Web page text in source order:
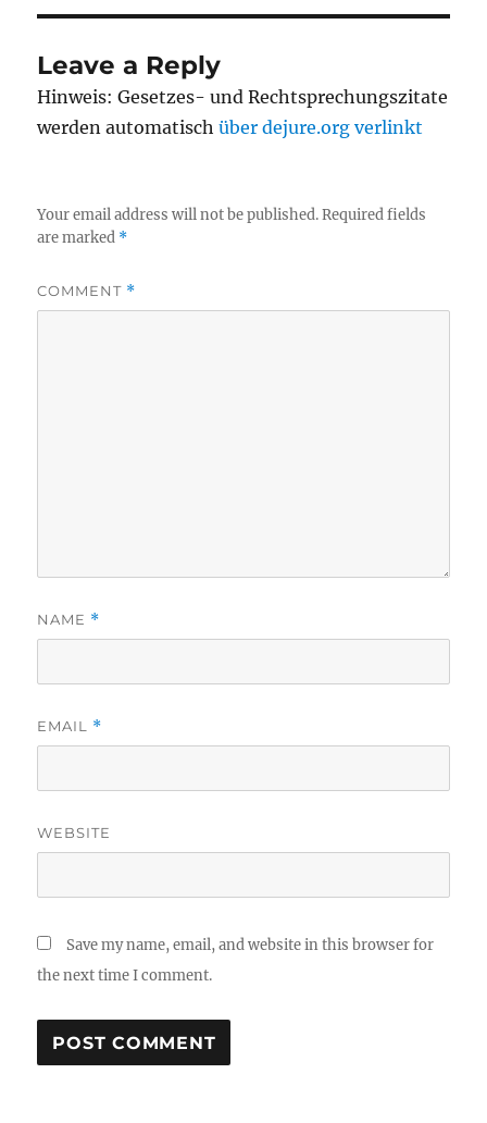
Leave a Reply
Hinweis: Gesetzes- und Rechtsprechungszitate
werden automatischüber dejure.org verlinkt
Your email address will not be published. Required fields
are marked *
COMMENT *
NAME *
EMAIL *
WEBSITE
Save my name, email, and website in this browser for
the next time I comment.